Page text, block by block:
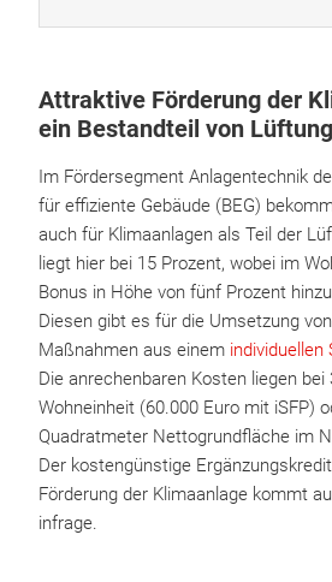
Attraktive Förderung der
ein Bestandteil von
Im Fördersegment Anlagentechnik
für effiziente Gebäude (BEG)
auch für Klimaanlagen als Teil der
liegt hier bei 15 Prozent, wobei im
Bonus in Höhe von fünf Prozent
Diesen gibt es für die Umsetzung
Maßnahmen aus einem individuellen
Die anrechenbaren Kosten liegen bei
Wohneinheit (60.000 Euro mit iSFP)
Quadratmeter Nettogrundfläche im
Der kostengünstige
Förderung der Klimaanlage kommt
infrage.